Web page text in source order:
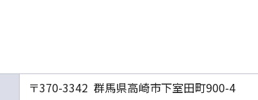
〒370-3342 群馬県高崎市下室田町900-4